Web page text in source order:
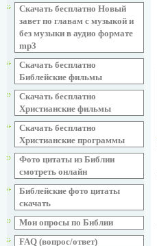
Скачать бесплатно Новый
завет по главам с музыкой и
без музыки в аудио формате
mp3
Скачать бесплатно
Библейские фильмы
Скачать бесплатно
Христианские фильмы
Скачать бесплатно
Христианские программы
Фото цитаты из Библии
смотреть онлайн
Библейские фото цитаты
скачать
Мои опросы по Библии
FAQ (вопрос/ответ)